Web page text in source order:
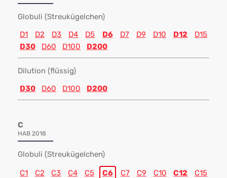
Globuli (Streukügelchen)
D1
D2 D3 D4 D5 D6 D7 D9 D10 D12
D15
D30
D60 D100 D200
Dilution (flüssig)
D30
D60 D100 D200
C
HAB 2018
Globuli (Streukügelchen)
C1 C2 C3 C4 C5 C6 C7 C9 C10 C12
C15